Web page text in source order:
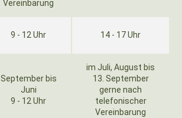
Vereinbarung
9 - 12 Uhr 14 - 17 Uhr
September bis
Juni
9 - 12 Uhr
im Juli, August bis
13. September
gerne nach
telefonischer
Vereinbarung
Kundenbewertungen und Erfahrungen zu
Schreinerei Christian Schuster - Wohnwerkhaus
100%
Empfehlungen auf
SEHR GUT